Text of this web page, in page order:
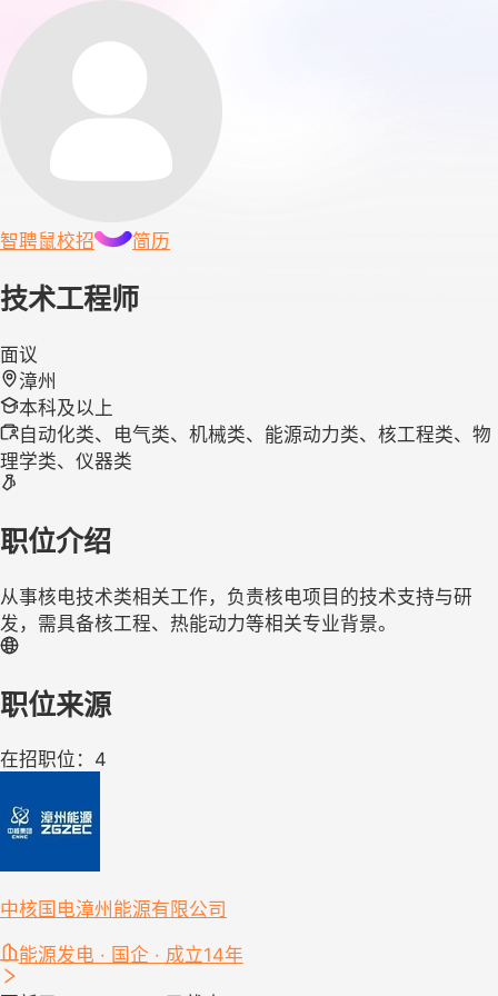
智聘鼠校招 简历
技术工程师
面议
漳州
本科及以上
自动化类、电气类、机械类、能源动力类、核工程类、物
理学类、仪器类
职位介绍
从事核电技术类相关工作，负责核电项目的技术支持与研
发，需具备核工程、热能动力等相关专业背景。
职位来源
在招职位：4
中核国电漳州能源有限公司
能源发电 · 国企 · 成立14年